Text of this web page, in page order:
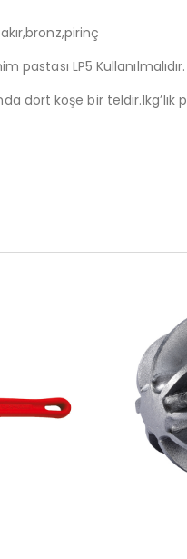
pastası LP5 Kullanılmalıdır.
dört köşe bir teldir.1kg’lık